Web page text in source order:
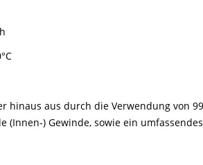
hinaus aus durch die Verwendung von
) Gewinde, sowie ein